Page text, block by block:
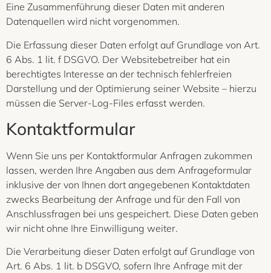
Eine Zusammenführung dieser Daten mit anderen
Datenquellen wird nicht vorgenommen.
Die Erfassung dieser Daten erfolgt auf Grundlage von Art.
6 Abs. 1 lit. f DSGVO. Der Websitebetreiber hat ein
berechtigtes Interesse an der technisch fehlerfreien
Darstellung und der Optimierung seiner Website – hierzu
müssen die Server-Log-Files erfasst werden.
Kontaktformular
Wenn Sie uns per Kontaktformular Anfragen zukommen
lassen, werden Ihre Angaben aus dem Anfrageformular
inklusive der von Ihnen dort angegebenen Kontaktdaten
zwecks Bearbeitung der Anfrage und für den Fall von
Anschlussfragen bei uns gespeichert. Diese Daten geben
wir nicht ohne Ihre Einwilligung weiter.
Die Verarbeitung dieser Daten erfolgt auf Grundlage von
Art. 6 Abs. 1 lit. b DSGVO, sofern Ihre Anfrage mit der